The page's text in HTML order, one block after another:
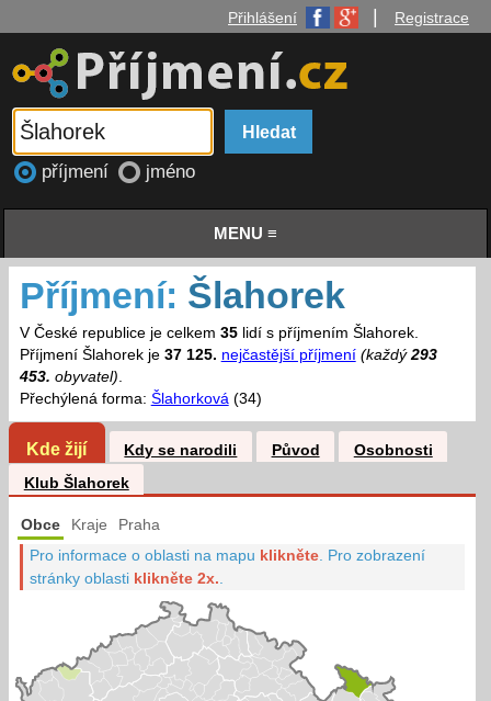
Přihlášení Registrace
příjmení jméno
MENU ≡
Příjmení: Šlahorek
V České republice je celkem 35lidí s příjmením Šlahorek.
Příjmení Šlahorek je 37 125. nejčastější příjmení (každý293
453. obyvatel).
Přechýlená forma: Šlahorková(34)
Kde žijí Kdy se narodili Původ
Osobnosti
Klub Šlahorek
Obce Kraje Praha
Pro informace o oblasti na mapu klikněte Pro zobrazení
stránky oblasti klikněte 2x.